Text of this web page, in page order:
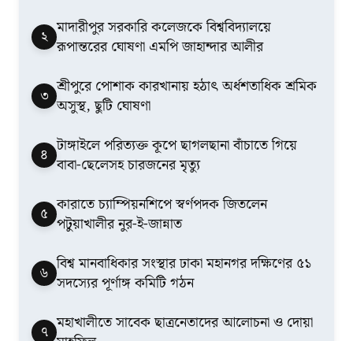
২ মাদারীপুর সরকারি কলেজকে বিশ্ববিদ্যালয়ে
রূপান্তরের ঘোষণা এমপি জাহান্দার আলীর
৩ শ্রীপুরে পোশাক কারখানায় হঠাৎ অর্ধশতাধিক শ্রমিক
অসুস্থ, ছুটি ঘোষণা
৪ টাঙ্গাইলে পরিত্যক্ত কূপে ছাগলছানা বাঁচাতে গিয়ে
বাবা-ছেলেসহ চারজনের মৃত্যু
৫ কারাতে চ্যাম্পিয়নশিপে স্বর্ণপদক জিতলেন
পটুয়াখালীর নুর-ই-জান্নাত
৬ বিশ্ব মানবাধিকার সংস্থার ঢাকা মহানগর দক্ষিণের ৫১
সদস্যের পূর্ণাঙ্গ কমিটি গঠন
৭ মহাখালীতে সাবেক ছাত্রনেতাদের আলোচনা ও দোয়া